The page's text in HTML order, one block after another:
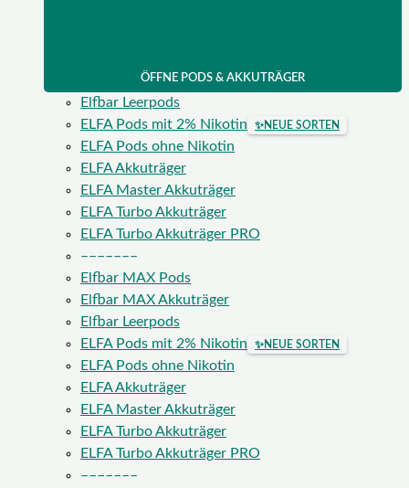
ÖFFNE PODS & AKKUTRÄGER
Elfbar Leerpods
ELFA Pods mit 2% Nikotin
✨NEUE SORTEN
ELFA Pods ohne Nikotin
ELFA Akkuträger
ELFA Master Akkuträger
ELFA Turbo Akkuträger
ELFA Turbo Akkuträger PRO
–––––––
Elfbar MAX Pods
Elfbar MAX Akkuträger
Elfbar Leerpods
ELFA Pods mit 2% Nikotin
✨NEUE SORTEN
ELFA Pods ohne Nikotin
ELFA Akkuträger
ELFA Master Akkuträger
ELFA Turbo Akkuträger
ELFA Turbo Akkuträger PRO
–––––––